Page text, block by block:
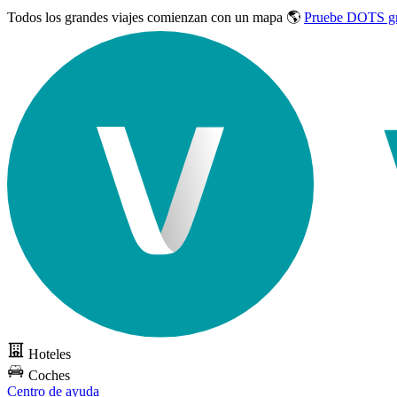
Todos los grandes viajes comienzan con un mapa 🌎 Pruebe DOTS
Hoteles
Coches
Centro de ayuda